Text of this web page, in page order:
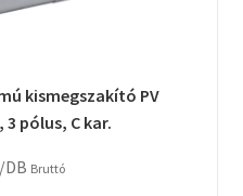
kismegszakító PV
pólus, C kar.
/DB Bruttó